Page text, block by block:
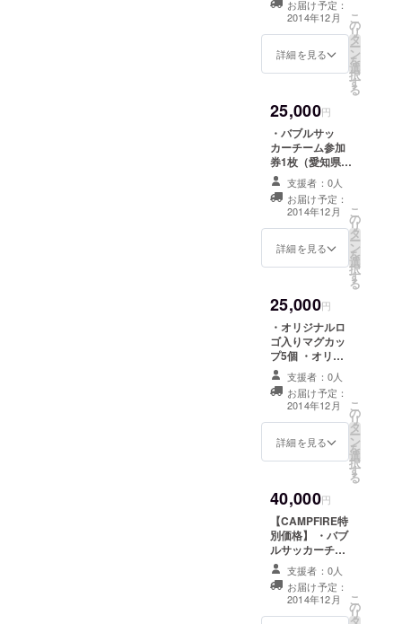
セージをお送り
します ・バブル
サッカー写真
データを5枚お送
者」として名前
掲載（記事2回）
お届け予定：
2014年12月
詳細を見る
こ
の
リ
タ
ー
ン
を
選
択
す
る
25,000円
・バブルサッ
カーチーム参加
券1枚（愛知県開
催のためプレゼ
ント可） ・オリ
ジナルボールペ
ン10本 ・お礼の
メッセージをお
送りします ・バ
真データを5枚お
Facebookペー
ジにて「協力
者」として名前
掲載（記事2回）
支援者：0人
お届け予定：
2014年12月
詳細を見る
こ
の
リ
タ
ー
ン
を
選
択
す
る
25,000円
・オリジナルロ
ゴ入りマグカッ
プ5個 ・オリジ
ナルボールペン
10本 ・お礼の
メッセージをお
送りします ・バ
ブルサッカー写
真データを5枚お
者」として名前
掲載（記事2回）
支援者：0人
お届け予定：
2014年12月
詳細を見る
こ
の
リ
タ
ー
ン
を
選
択
す
る
40,000円
【CAMPFIRE特
別価格】 ・バブ
ルサッカーチー
ム参加券2枚（愛
知県開催のため
プレゼント可）
・オリジナル
支援者：0人
お届け予定：
2014年12月
こ
の
リ